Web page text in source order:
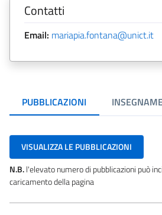
Contatti
Email: mariapia.fontana@unict.it
PUBBLICAZIONI
VISUALIZZA LE PUBBLICAZIONI
N.B.l'elevato numero di pubblicazioni può
caricamento della pagina